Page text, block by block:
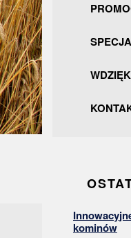
WDZIĘK
kominów